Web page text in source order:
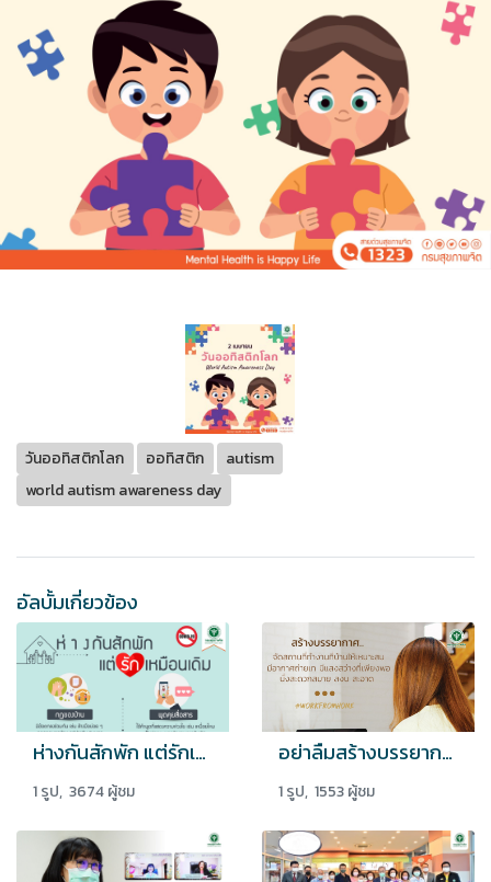
วันออทิสติกโลก ออทิสติก
autism
world autism awareness day
อัลบั้มเกี่ยวข้อง
ห่างกันสักพัก แต่รักเหมือนเดิม
1 รูป, 3674 ผู้ชม
อย่าลืมสร้างบรรยากาศและจัดสถานที่ให้เหมาะสม เพื่อการทำงานที่บ้านอย่างประสิทธิภาพ
1 รูป, 1553 ผู้ชม